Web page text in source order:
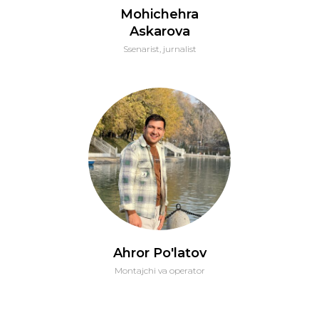
Mohichehra
Askarova
Ssenarist, jurnalist
Ahror Po'latov
Montajchi va operator